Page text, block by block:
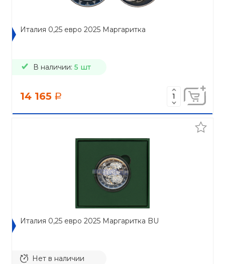
Италия 0,25 евро 2025 Маргаритка
В наличии: 5 шт
14 165 a
Италия 0,25 евро 2025 Маргаритка BU
Нет в наличии